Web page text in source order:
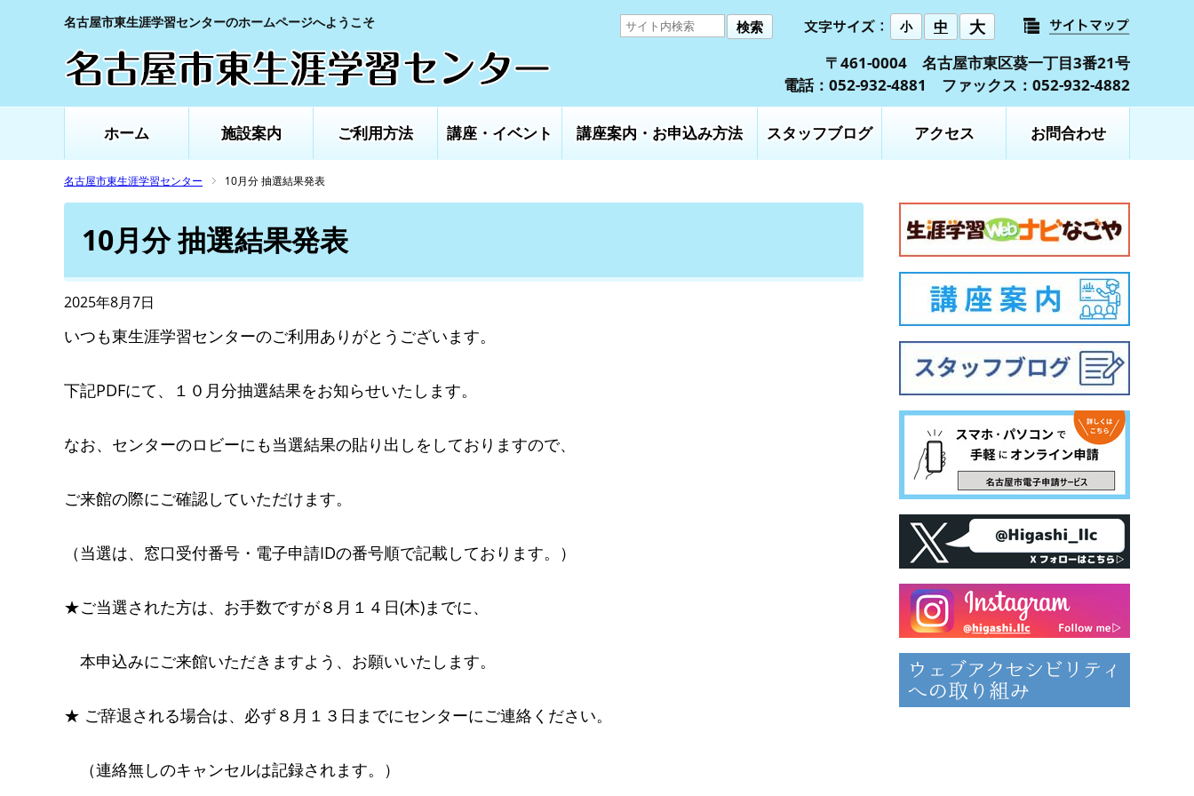
名古屋市東生涯学習センターのホームページへようこそ 小 中 大
検索
〒461-0004 名古屋市東区葵一丁目3番21号
電話：052-932-4881 ファックス：052-932-4882
ホーム 施設案内 ご利用方法 講座・イベント 講座案内・お申込み方法 スタッフブログ アクセス お問合わせ
名古屋市東生涯学習センター 10月分 抽選結果発表
10月分 抽選結果発表
2025年8月7日
いつも東生涯学習センターのご利用ありがとうございます。
下記PDFにて、１０月分抽選結果をお知らせいたします。
なお、センターのロビーにも当選結果の貼り出しをしておりますので、
ご来館の際にご確認していただけます。
（当選は、窓口受付番号・電子申請IDの番号順で記載しております。）
★ご当選された方は、お手数ですが８月１４日(木)までに、
本申込みにご来館いただきますよう、お願いいたします。
★ ご辞退される場合は、必ず８月１３日までにセンターにご連絡ください。
（連絡無しのキャンセルは記録されます。）